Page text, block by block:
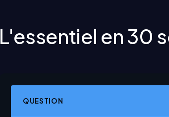
L'essentiel en 30
QUESTION